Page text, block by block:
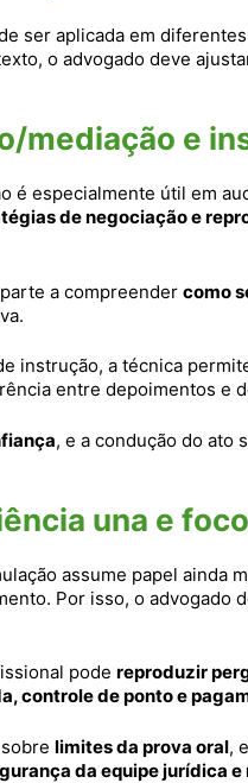
ser aplicada em
o advogado deve
mediação e
é especialmente útil em
de negociação e
a compreender como
instrução, a técnica
entre depoimentos e
, e a condução do ato
una e
assume papel ainda
Por isso, o advogado
pode reproduzir
controle de ponto e
limites da prova oral,
da equipe jurídica